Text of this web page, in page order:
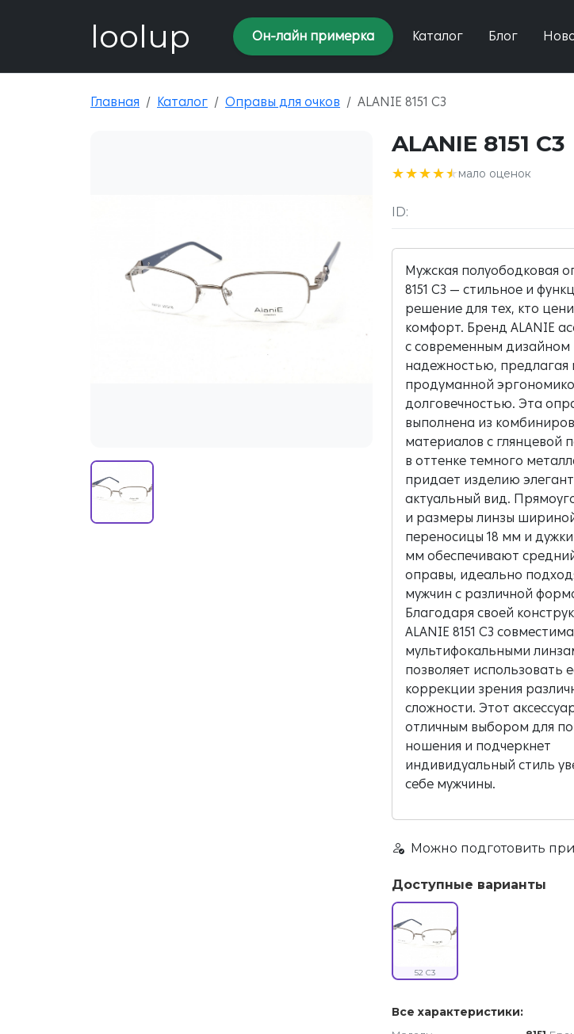
loolup Он-лайн примерка Каталог Блог
Главная Каталог Оправы для очков ALANIE 8151 C3
ALANIE 8151 C3
★★★★★
★★★★★мало оценок
ID:
Мужская полуободковая
8151 C3 — стильное и
решение для тех, кто
комфорт. Бренд ALANIE
с современным дизайном
надежностью, предлагая
продуманной
долговечностью. Эта
выполнена из
материалов с глянцевой
в оттенке темного
придает изделию
актуальный вид.
и размеры линзы
переносицы 18 мм и
мм обеспечивают
оправы, идеально
мужчин с различной
Благодаря своей
ALANIE 8151 C3
мультифокальными
позволяет использовать
коррекции зрения
сложности. Этот
отличным выбором для
ношения и подчеркнет
индивидуальный стиль
себе мужчины.
Можно подготовить
Доступные варианты
52 C3
Все характеристики: